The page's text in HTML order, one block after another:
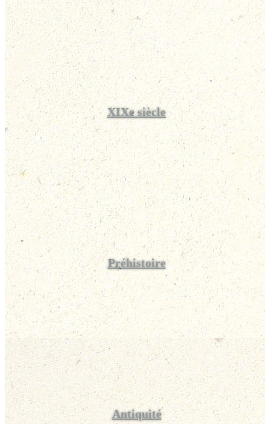
XIXe siècle
Préhistoire
Antiquité